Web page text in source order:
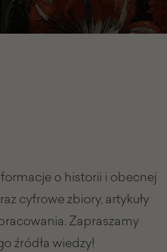
o historii i obecnej
cyfrowe zbiory, artykuły
Zapraszamy
źródła wiedzy!